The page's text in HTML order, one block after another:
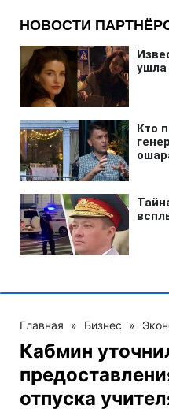
Главная » Бизнес »
Кабмин
отпуска